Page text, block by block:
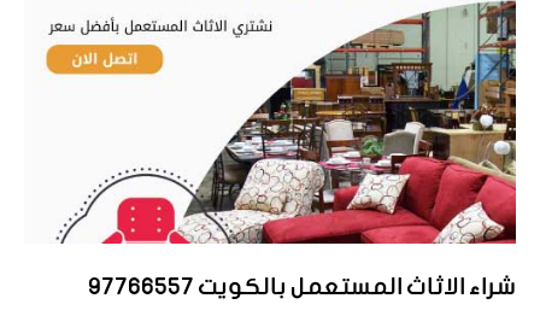
شراء الاثاث المستعمل بالكويت 97766557